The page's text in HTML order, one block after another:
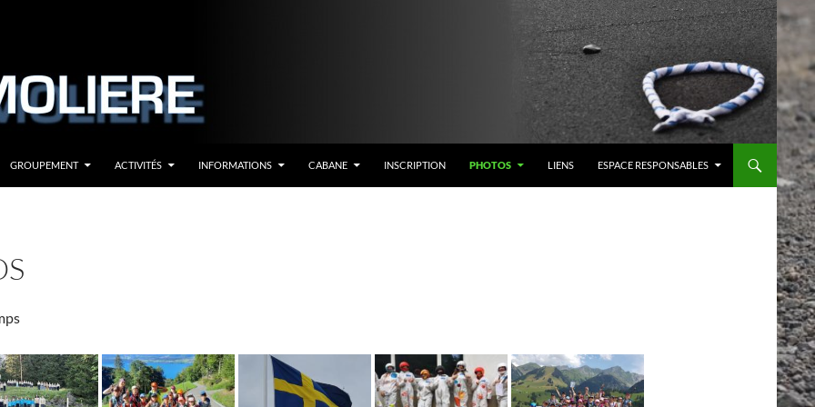
GROUPEMENT ACTIVITÉS INFORMATIONS CABANE INSCRIPTION PHOTOS LIENS ESPACE RESPONSABLES